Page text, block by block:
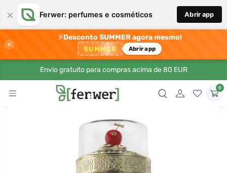
× Ferwer: perfumes e cosméticos Abrir app
×
⚡Desconto SUMMER agora mesmo!
SUMMER Abrir app
Envio gratuito para compras acima de 80 EUR
0